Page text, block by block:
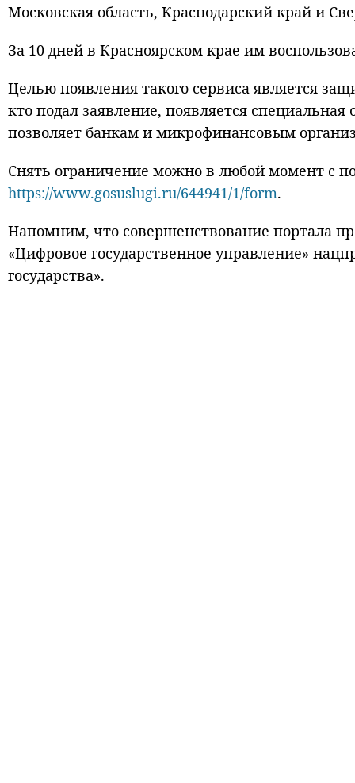
Московская область, Краснодарский край и
За 10 дней в Красноярском крае им
Целью появления такого сервиса является
кто подал заявление, появляется
позволяет банкам и микрофинансовым
Снять ограничение можно в любой момент с
https://www.gosuslugi.ru/644941/1/form.
Напомним, что совершенствование портала
«Цифровое государственное управление»
государства».